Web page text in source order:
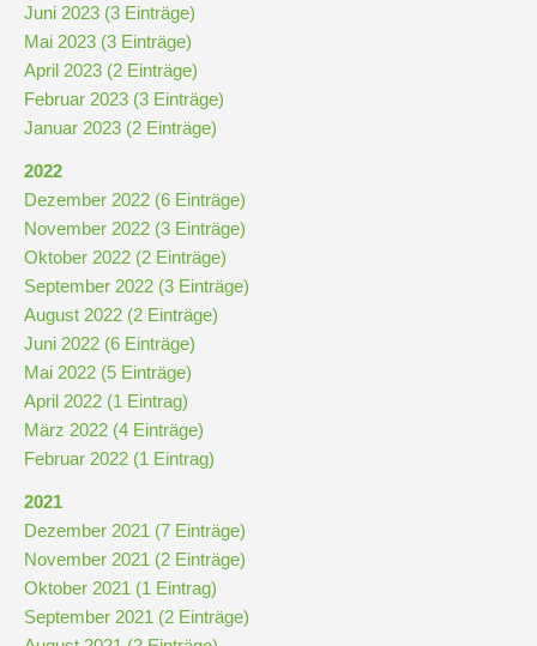
Juni 2023 (3 Einträge)
Mai 2023 (3 Einträge)
April 2023 (2 Einträge)
Februar 2023 (3 Einträge)
Januar 2023 (2 Einträge)
2022
Dezember 2022 (6 Einträge)
November 2022 (3 Einträge)
Oktober 2022 (2 Einträge)
September 2022 (3 Einträge)
August 2022 (2 Einträge)
Juni 2022 (6 Einträge)
Mai 2022 (5 Einträge)
April 2022 (1 Eintrag)
März 2022 (4 Einträge)
Februar 2022 (1 Eintrag)
2021
Dezember 2021 (7 Einträge)
November 2021 (2 Einträge)
Oktober 2021 (1 Eintrag)
September 2021 (2 Einträge)